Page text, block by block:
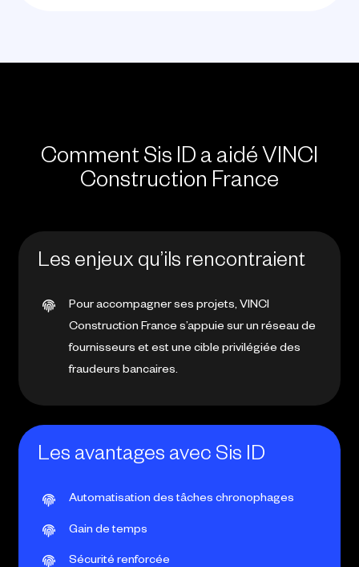
Comment Sis ID a aidé VINCI
Construction France
Les enjeux qu’ils rencontraient
Pour accompagner ses projets, VINCI
Construction France s’appuie sur un réseau de
fournisseurs et est une cible privilégiée des
fraudeurs bancaires.
Les avantages avec Sis ID
Automatisation des tâches chronophages
Gain de temps
Sécurité renforcée